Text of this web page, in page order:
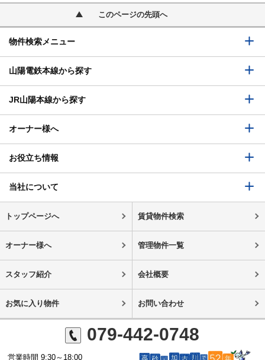
このページの先頭へ
物件検索メニュー
山陽電鉄本線から探す
JR山陽本線から探す
オーナー様へ
お役立ち情報
当社について
トップページへ 賃貸物件検索
オーナー様へ 管理物件一覧
スタッフ紹介 会社概要
お気に入り物件 お問い合わせ
079-442-0748
営業時間 9:30～18:00